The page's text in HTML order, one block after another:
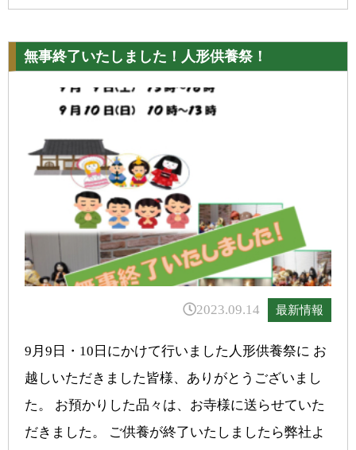
無事終了いたしました！人形供養祭！
2023.09.14 最新情報
9月9日・10日にかけて行いました人形供養祭に お
越しいただきました皆様、ありがとうございまし
た。 お預かりした品々は、お寺様に送らせていた
だきました。 ご供養が終了いたしましたら弊社よ